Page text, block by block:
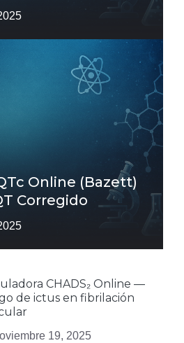
Online (Bazett)
Corregido
CHADS₂ Online —
de ictus en fibrilación
19, 2025